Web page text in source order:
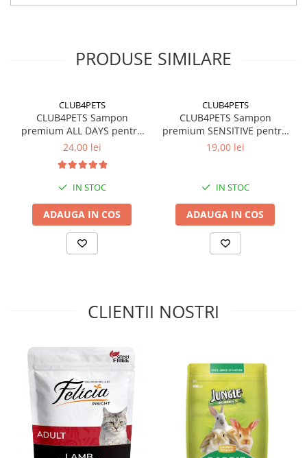
PRODUSE SIMILARE
CLUB4PETS
CLUB4PETS Sampon
premium ALL DAYS pentru
caini si pisici, Uz zilnic, 500
24,00 lei
IN STOC
ADAUGA IN COS
CLUB4PETS
CLUB4PETS Sampon
premium SENSITIVE pentru
caini adulti cu pielea
19,00 lei
IN STOC
ADAUGA IN COS
CLIENTII NOSTRI